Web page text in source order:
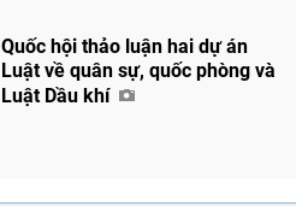
Quốc hội thảo luận hai dự án
Luật về quân sự, quốc phòng và
Luật Dầu khí